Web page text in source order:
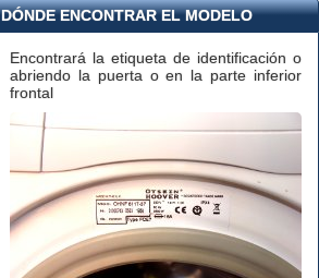
DÓNDE ENCONTRAR EL MODELO
Encontrará la etiqueta de identificación o
abriendo la puerta o en la parte inferior
frontal